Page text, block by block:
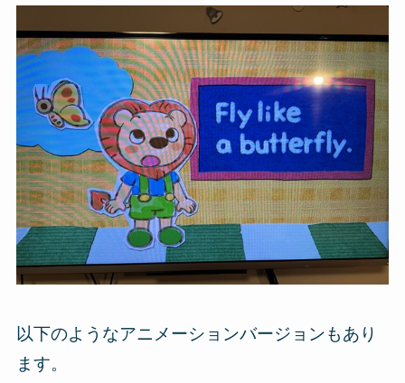
以下のようなアニメーションバージョンもあり
ます。